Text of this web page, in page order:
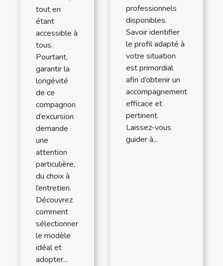
tout en
étant
accessible à
tous.
Pourtant,
garantir la
longévité
de ce
compagnon
d’excursion
demande
une
attention
particulière,
du choix à
l’entretien.
Découvrez
comment
sélectionner
le modèle
idéal et
adopter...
professionnels
disponibles.
Savoir identifier
le profil adapté à
votre situation
est primordial
afin d’obtenir un
accompagnement
efficace et
pertinent.
Laissez-vous
guider à...